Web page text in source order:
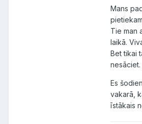
Mans
Tie man
laikā.
Bet tikai
nesāciet.
Es
vakarā,
īstākais